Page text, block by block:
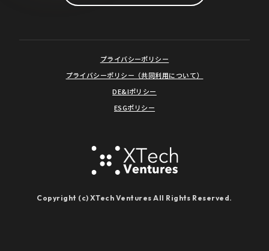
プライバシーポリシー
プライバシーポリシー（共同利用について）
DE&Iポリシー
ESGポリシー
Copyright (c) XTech Ventures All Rights Reserved.